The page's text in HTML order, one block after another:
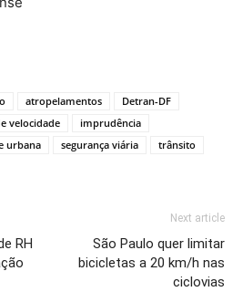
atropelamentos
Detran-DF
velocidade
imprudência
urbana segurança viária trânsito
RH
Next article
São Paulo quer limitar
bicicletas a 20 km/h nas
ciclovias